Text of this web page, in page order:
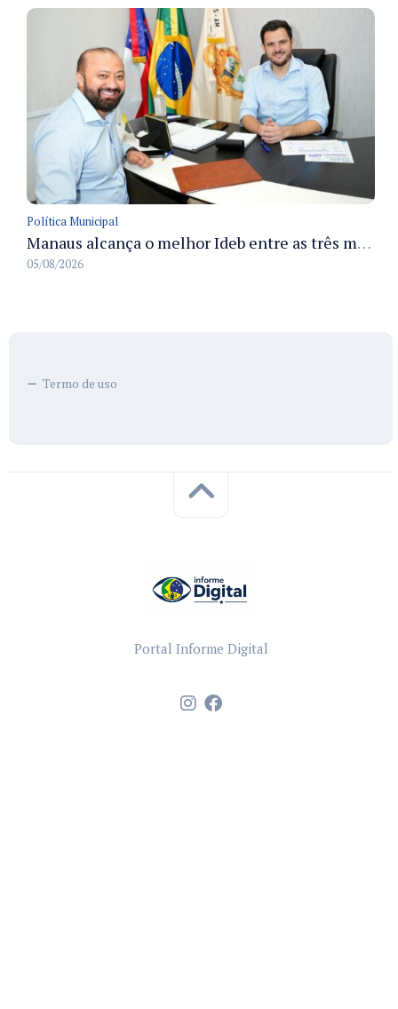
Política Municipal
Manaus alcança o melhor Ideb entre as três maiores redes municipais do país em 2025 com avanço na aprendizagem
05/08/2026
Termo de uso
Portal Informe Digital